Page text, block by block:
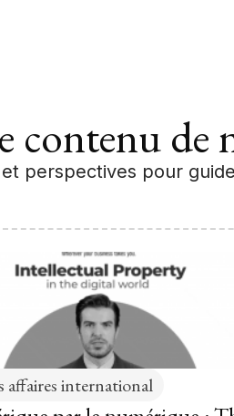
contenu de
perspectives pour
affaires international